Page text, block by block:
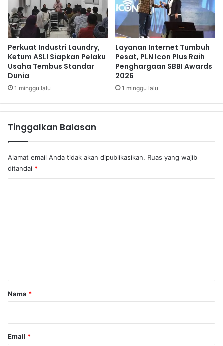
i
u
n
n
a
P
e
n
c
u
c
U
a
g
Perkuat Industri Laundry,
Ketum ASLI Siapkan Pelaku
Usaha Tembus Standar
Dunia
1 minggu lalu
Layanan Internet Tumbuh
Pesat, PLN Icon Plus Raih
Penghargaan SBBI Awards
2026
1 minggu lalu
Tinggalkan Balasan
Alamat email Anda tidak akan dipublikasikan. Ruas yang wajib
ditandai *
rNama *
Email *